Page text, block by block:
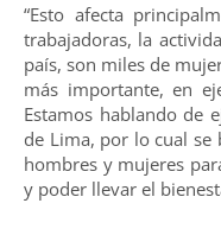
“Esto afecta
trabajadoras, la
país, son miles de
más importante, en
Estamos hablando de
de Lima, por lo cual
hombres y mujeres
y poder llevar el